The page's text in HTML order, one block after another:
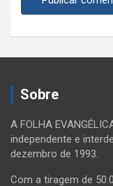
Sobre
A FOLHA
independente e
dezembro de 1993.
Com a tiragem de